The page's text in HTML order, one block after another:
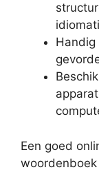
Handig
Een goed